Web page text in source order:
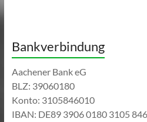
Bankverbindung
Aachener Bank eG
BLZ: 39060180
Konto: 3105846010
IBAN: DE89 3906 0180 3105